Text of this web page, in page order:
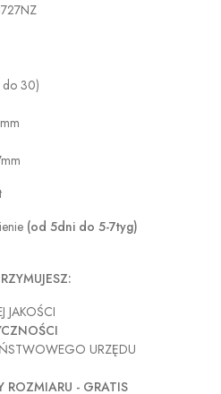
do 30)
(od 5dni do 5-7tyg)
JAKOŚCI
URZĘDU
ROZMIARU - GRATIS